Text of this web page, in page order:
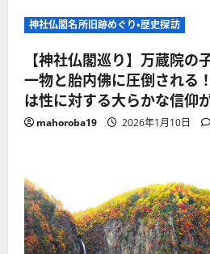
神社仏閣名所旧跡めぐり・歴史探訪
【神社仏閣巡り】万蔵院の
一物と胎内佛に圧倒される
は性に対する大らかな信仰
mahoroba19 2026年1月10日